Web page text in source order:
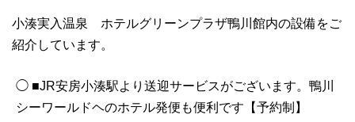
小湊実入温泉 ホテルグリーンプラザ鴨川館内の設備をご
紹介しています。
◯ ■JR安房小湊駅より送迎サービスがございます。鴨川
シーワールドヘのホテル発便も便利です【予約制】